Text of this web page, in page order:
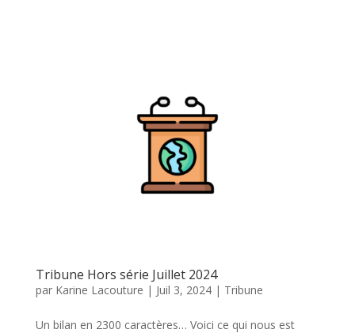
Tribune Hors série Juillet 2024
par Karine Lacouture | Juil 3, 2024| Tribune
Un bilan en 2300 caractères… Voici ce qui nous est